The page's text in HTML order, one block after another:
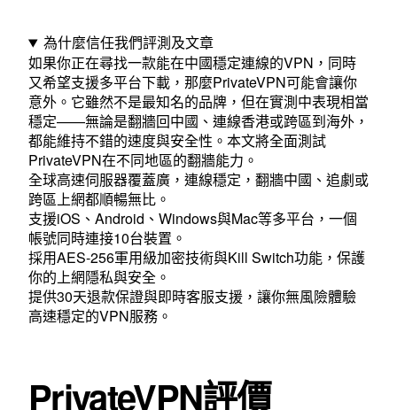
全
解
析〉
為什麼信任我們評測及文章
如果你正在尋找一款能在中國穩定連線的VPN，同時
又希望支援多平台下載，那麼PrivateVPN可能會讓你
意外。它雖然不是最知名的品牌，但在實測中表現相當
穩定——無論是翻牆回中國、連線香港或跨區到海外，
都能維持不錯的速度與安全性。本文將全面測試
PrivateVPN在不同地區的翻牆能力。
全球高速伺服器覆蓋廣，連線穩定，翻牆中國、追劇或
跨區上網都順暢無比。
支援iOS、Android、Windows與Mac等多平台，一個
帳號同時連接10台裝置。
採用AES-256軍用級加密技術與Kill Switch功能，保護
你的上網隱私與安全。
提供30天退款保證與即時客服支援，讓你無風險體驗
高速穩定的VPN服務。
PrivateVPN評價